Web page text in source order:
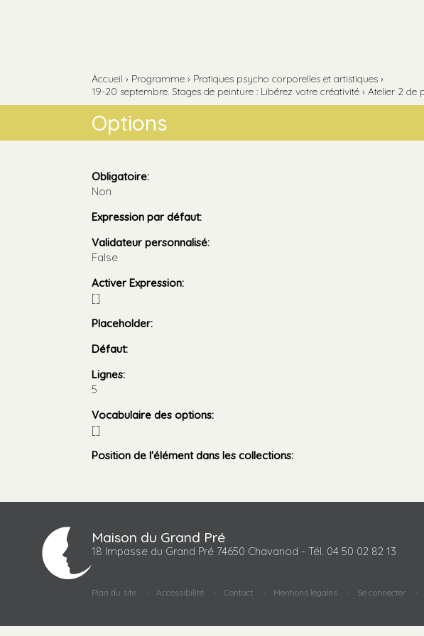
Accueil › Programme › Pratiques psycho corporelles et artistiques ›
19-20 septembre. Stages de peinture : Libérez votre créativité › Atelier 2 de
Options
Obligatoire:
Non
Expression par défaut:
Validateur personnalisé:
False
Activer Expression:
[]
Placeholder:
Défaut:
Lignes:
5
Vocabulaire des options:
[]
Position de l'élément dans les collections:
Maison du Grand Pré
18 Impasse du Grand Pré 74650 Chavanod - Tél. 04 50 02 82 13
Plan du site Accessibilité Contact Mentions légales Se connecter